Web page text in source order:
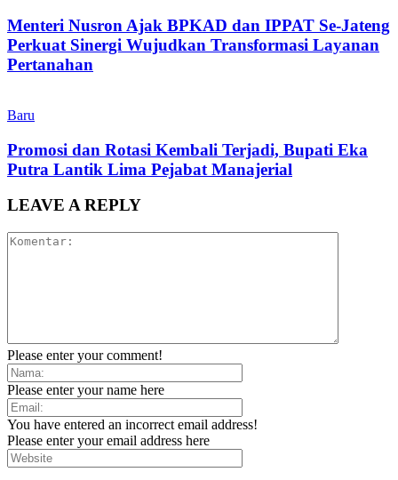
Menteri Nusron Ajak BPKAD dan IPPAT Se-Jateng
Perkuat Sinergi Wujudkan Transformasi Layanan
Pertanahan
Baru
Promosi dan Rotasi Kembali Terjadi, Bupati Eka
Putra Lantik Lima Pejabat Manajerial
LEAVE A REPLY
Please enter your comment!
Please enter your name here
You have entered an incorrect email address!
Please enter your email address here